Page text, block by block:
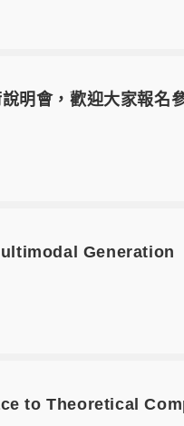
明會，歡迎大家報名
Generation
to Theoretical